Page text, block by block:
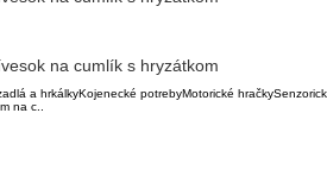
na cumlík s hryzátkom
a hrkálkyKojenecké potrebyMotorické
na c..